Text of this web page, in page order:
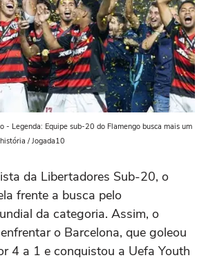
- Legenda: Equipe sub-20 do Flamengo busca mais um
/ Jogada10
da Libertadores Sub-20, o
frente a busca pelo
da categoria. Assim, o
o Barcelona, que goleou
4 a 1 e conquistou a Uefa Youth